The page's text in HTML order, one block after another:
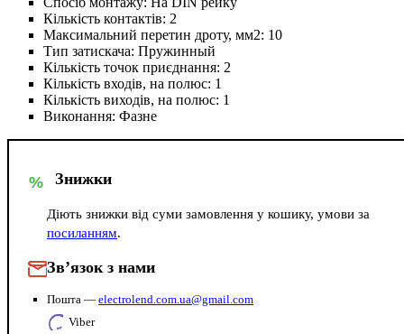
Кількість контактів: 2
Максимальний перетин дроту, мм2: 10
Тип затискача: Пружинный
Кількість точок приєднання: 2
Кількість входів, на полюс: 1
Кількість виходів, на полюс: 1
Виконання: Фазне
% Знижки
Діють знижки від суми замовлення у кошику, умови за
посиланням.
Зв’язок з нами
Пошта — electrolend.com.ua@gmail.com
Viber